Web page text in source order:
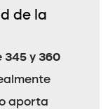
de la
345 y 360
aporta